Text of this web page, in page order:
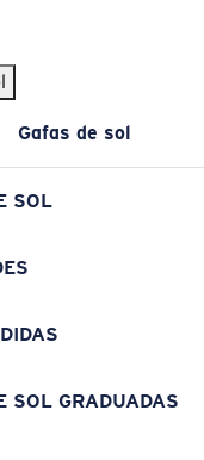
Gafas de sol
SOL
SOL GRADUADAS
Exclusivo